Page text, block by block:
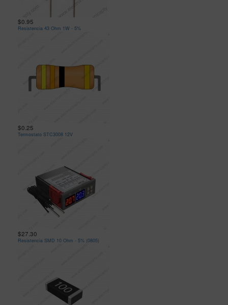
$0.95
Resistencia 43 Ohm 1W - 5%
$0.25
Termostato STC3008 12V
$27.30
Resistencia SMD 10 Ohm - 5% (0805)